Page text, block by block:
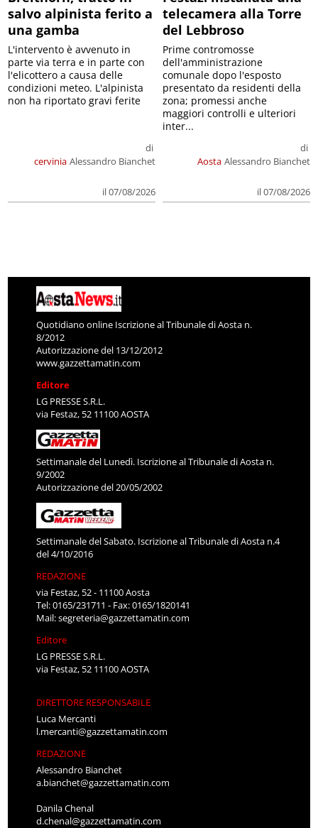
salvo alpinista ferito a
una gamba
cervinia
di
Alessandro Bianchet
il 07/08/2026
L'intervento è avvenuto in
parte via terra e in parte con
l'elicottero a causa delle
condizioni meteo. L'alpinista
non ha riportato gravi ferite
telecamera alla Torre
del Lebbroso
Aosta
di
Alessandro Bianchet
il 07/08/2026
Prime contromosse
dell'amministrazione
comunale dopo l'esposto
presentato da residenti della
zona; promessi anche
maggiori controlli e ulteriori
inter...
Quotidiano online Iscrizione al Tribunale di Aosta n.
8/2012
Autorizzazione del 13/12/2012
www.gazzettamatin.com
Editore
LG PRESSE S.R.L.
via Festaz, 52 11100 AOSTA
Settimanale del Lunedì. Iscrizione al Tribunale di Aosta n.
9/2002
Autorizzazione del 20/05/2002
Settimanale del Sabato. Iscrizione al Tribunale di Aosta n.4
del 4/10/2016
REDAZIONE
via Festaz, 52 - 11100 Aosta
Tel: 0165/231711 - Fax: 0165/1820141
Mail:segreteria@gazzettamatin.com
Editore
LG PRESSE S.R.L.
via Festaz, 52 11100 AOSTA
DIRETTORE RESPONSABILE
Luca Mercanti
l.mercanti@gazzettamatin.com
REDAZIONE
Alessandro Bianchet
a.bianchet@gazzettamatin.com
Danila Chenal
d.chenal@gazzettamatin.com